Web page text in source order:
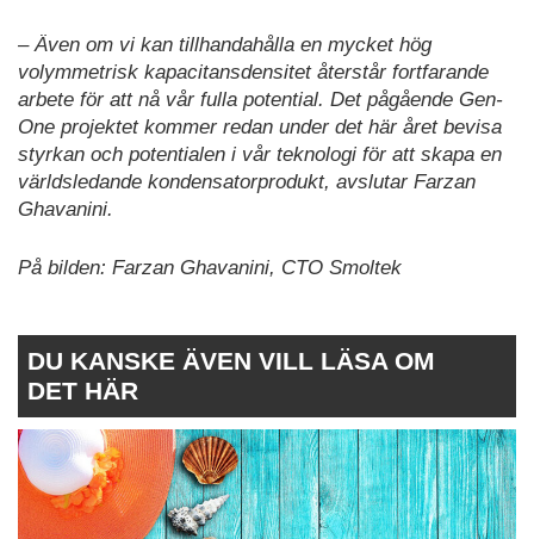
– Även om vi kan tillhandahålla en mycket hög
volymmetrisk kapacitansdensitet återstår fortfarande
arbete för att nå vår fulla potential. Det pågående Gen-
One projektet kommer redan under det här året bevisa
styrkan och potentialen i vår teknologi för att skapa en
världsledande kondensatorprodukt, avslutar Farzan
Ghavanini.
På bilden: Farzan Ghavanini, CTO Smoltek
DU KANSKE ÄVEN VILL LÄSA OM
DET HÄR